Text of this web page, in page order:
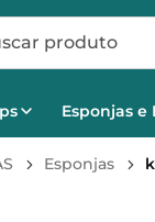
produto
Esponjas e
Esponjas